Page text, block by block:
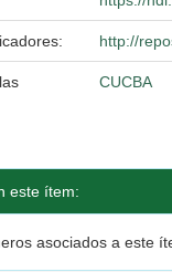
http://
CUCBA
este ítem:
asociados a este